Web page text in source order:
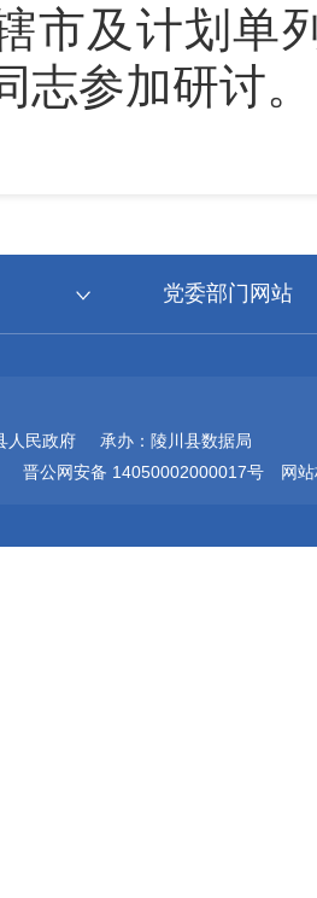
市及计划单
志参加研讨。
党委部门网站
人民政府 承办：陵川县数据局
晋公网安备 14050002000017号 网